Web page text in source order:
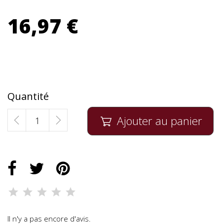
16,97 €
Quantité
 Ajouter au panier
Il n'y a pas encore d'avis.